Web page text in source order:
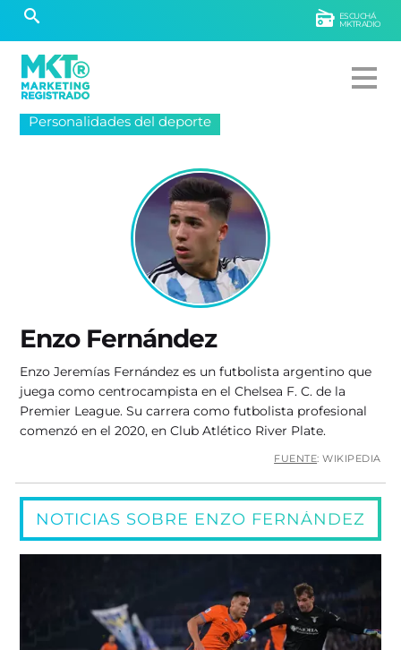
ESCUCHÁ
MKTRADIO
Personalidades del deporte
Enzo Fernández
Enzo Jeremías Fernández es un futbolista argentino que
juega como centrocampista en el Chelsea F. C. de la
Premier League. Su carrera como futbolista profesional
comenzó en el 2020, en Club Atlético River Plate.
FUENTE: WIKIPEDIA
NOTICIAS SOBRE ENZO FERNÁNDEZ